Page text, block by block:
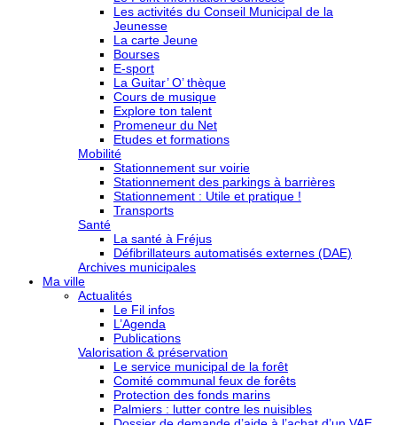
Les activités du Conseil Municipal de la
Jeunesse
La carte Jeune
Bourses
E-sport
La Guitar’ O’ thèque
Cours de musique
Explore ton talent
Promeneur du Net
Etudes et formations
Mobilité
Stationnement sur voirie
Stationnement des parkings à barrières
Stationnement : Utile et pratique !
Transports
Santé
La santé à Fréjus
Défibrillateurs automatisés externes (DAE)
Archives municipales
Ma ville
Actualités
Le Fil infos
L’Agenda
Publications
Valorisation & préservation
Le service municipal de la forêt
Comité communal feux de forêts
Protection des fonds marins
Palmiers : lutter contre les nuisibles